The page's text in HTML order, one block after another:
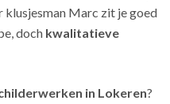
klusjesman Marc zit je goed
doch kwalitatieve
in Lokeren?